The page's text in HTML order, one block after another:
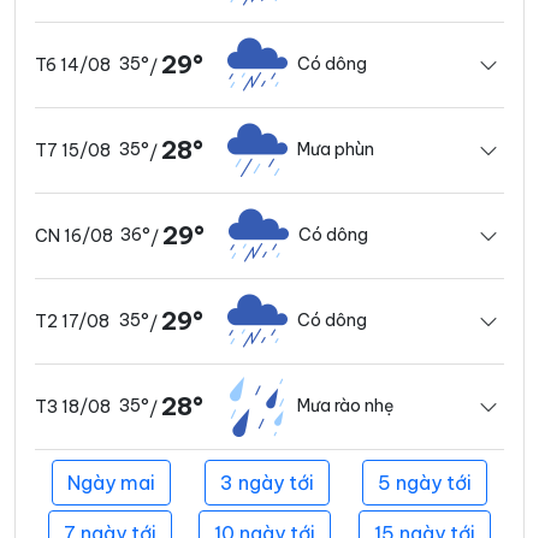
T6 14/08 35°/ 29° Có dông
T7 15/08 35°/ 28° Mưa phùn
CN 16/08 36°/ 29° Có dông
T2 17/08 35°/ 29° Có dông
T3 18/08 35°/ 28° Mưa rào nhẹ
Ngày mai 3 ngày tới 5 ngày tới
7 ngày tới 10 ngày tới 15 ngày tới